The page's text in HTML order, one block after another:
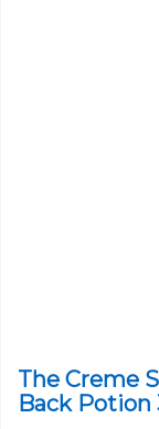
The Creme
Back Potion